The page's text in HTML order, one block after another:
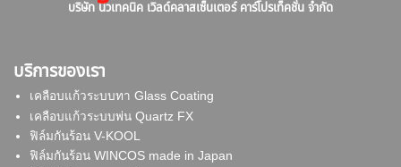
บริษัท นิวเทคนิค เวิลด์คลาสเซ็นเตอร์ คาร์โปรเท็คชั่น จำกัด
บริการของเรา
เคลือบแก้วระบบทา Glass Coating
เคลือบแก้วระบบพ่น Quartz FX
ฟิล์มกันร้อน V-KOOL
ฟิล์มกันร้อน WINCOS made in Japan